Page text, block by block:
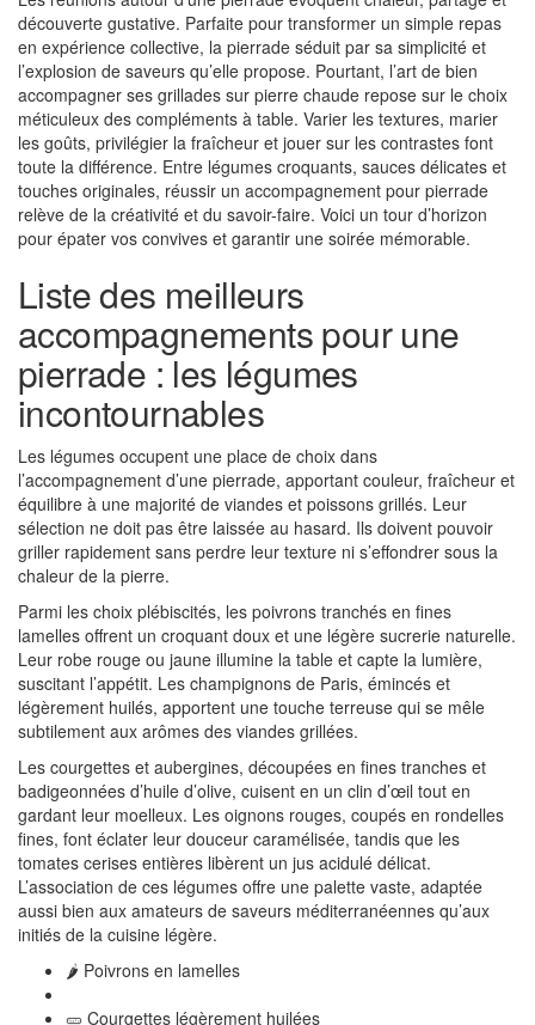
découverte gustative. Parfaite pour transformer un simple repas
en expérience collective, la pierrade séduit par sa simplicité et
l’explosion de saveurs qu’elle propose. Pourtant, l’art de bien
accompagner ses grillades sur pierre chaude repose sur le choix
méticuleux des compléments à table. Varier les textures, marier
les goûts, privilégier la fraîcheur et jouer sur les contrastes font
toute la différence. Entre légumes croquants, sauces délicates et
touches originales, réussir un accompagnement pour pierrade
relève de la créativité et du savoir-faire. Voici un tour d’horizon
pour épater vos convives et garantir une soirée mémorable.
Liste des meilleurs
accompagnements pour une
pierrade : les légumes
incontournables
Les légumes occupent une place de choix dans
l’accompagnement d’une pierrade, apportant couleur, fraîcheur et
équilibre à une majorité de viandes et poissons grillés. Leur
sélection ne doit pas être laissée au hasard. Ils doivent pouvoir
griller rapidement sans perdre leur texture ni s’effondrer sous la
chaleur de la pierre.
Parmi les choix plébiscités, les poivrons tranchés en fines
lamelles offrent un croquant doux et une légère sucrerie naturelle.
Leur robe rouge ou jaune illumine la table et capte la lumière,
suscitant l’appétit. Les champignons de Paris, émincés et
légèrement huilés, apportent une touche terreuse qui se mêle
subtilement aux arômes des viandes grillées.
Les courgettes et aubergines, découpées en fines tranches et
badigeonnées d’huile d’olive, cuisent en un clin d’œil tout en
gardant leur moelleux. Les oignons rouges, coupés en rondelles
fines, font éclater leur douceur caramélisée, tandis que les
tomates cerises entières libèrent un jus acidulé délicat.
L’association de ces légumes offre une palette vaste, adaptée
aussi bien aux amateurs de saveurs méditerranéennes qu’aux
initiés de la cuisine légère.
🌶️ Poivrons en lamelles
🥒 Courgettes légèrement huilées